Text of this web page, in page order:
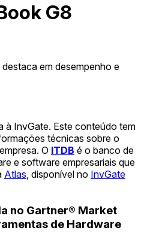
G8
em desempenho e
à InvGate. Este conteúdo tem
técnicas sobre o
O ITDB é o banco de
e software empresariais que
Atlas , disponível no InvGate
no Gartner® Market
de Hardware